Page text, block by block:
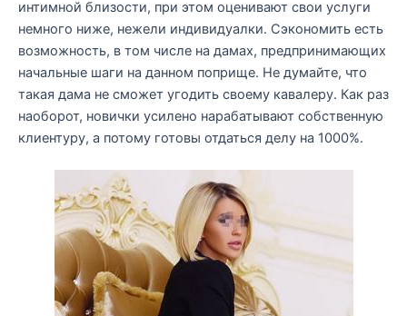
интимной близости, при этом оценивают свои услуги
немного ниже, нежели индивидуалки. Сэкономить есть
возможность, в том числе на дамах, предпринимающих
начальные шаги на данном поприще. Не думайте, что
такая дама не сможет угодить своему кавалеру. Как раз
наоборот, новички усилено нарабатывают собственную
клиентуру, а потому готовы отдаться делу на 1000%.